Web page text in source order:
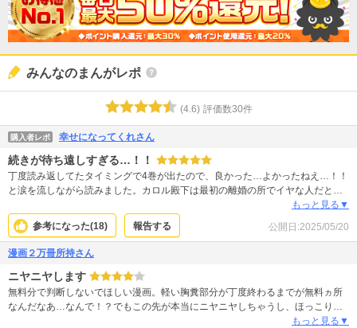
みんなのまんがレポ
(4.6) 評価数30件
購入者レポ 幸せになってくれさん
続きが待ち遠しすぎる…！！
丁度読み返してたタイミングで4巻が出たので、良かった…よかったねえ…！！
と涙を流しながら読みました。カロル殿下は最初の離婚の所でイヤな人だと誤
解されがちだし、ヴェラもそりゃあ見えない裏方ばっかじゃ評価されないよみ
たいなレポも多くてもどかしい！絵が綺麗というか丁寧に描き込まれている
し、買って損するほどタイトルやあらすじとの相違もないし…1巻で敬遠した理
由がカロル殿下のあの感じなら3巻4巻読んだら世界変わるので本当に読んで欲
全員幸せになって欲しいのに、ヴェラの両親みたいな定番のイヤ〜な貴族の匂
わせがあったのがちょっと先の展開を想像して憂鬱になるけど、ヴェラとアラ
ンを見て幸せな気持ちを貰えてるのでマジでもう続きが欲しい！！
もっと見る▼
参考になった(18) 報告する 公開日:2025/05/20
漫画２万冊所持さん
ニヤニヤします
無料分で判断しないでほしい漫画。軽い胸糞部分が丁度終わるまでが無料ヵ所
なんだなあ…なんで！？でもこの先が本当にニヤニヤしちゃうし、ほっこりす
る。 1巻の無料分だけ読んで「うん？」と思ったことも「なるほどね～」とな
もっと見る▼